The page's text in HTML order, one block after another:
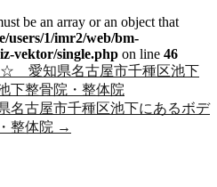
be an array or an object that
users/1/imr2/web/bm-
vektor/single.php on line 46
愛知県名古屋市千種区池下
下整骨院・整体院
古屋市千種区池下にあるボデ
整体院 →